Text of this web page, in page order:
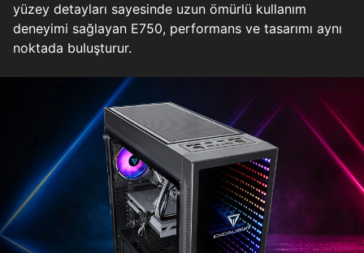
yüzey detayları sayesinde uzun ömürlü kullanım
deneyimi sağlayan E750, performans ve tasarımı aynı
noktada buluşturur.